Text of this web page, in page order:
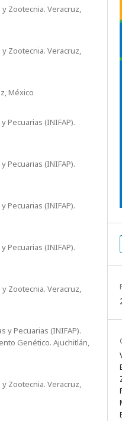
Zootecnia. Veracruz,
Zootecnia. Veracruz,
México
Pecuarias (INIFAP).
Pecuarias (INIFAP).
Pecuarias (INIFAP).
Pecuarias (INIFAP).
Zootecnia. Veracruz,
y Pecuarias (INIFAP).
Genético. Ajuchitlán,
Zootecnia. Veracruz,